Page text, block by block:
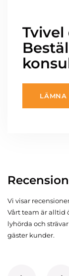
LÄMNA
Vi visar
Vårt team är alltid
lyhörda och
gäster kunder.